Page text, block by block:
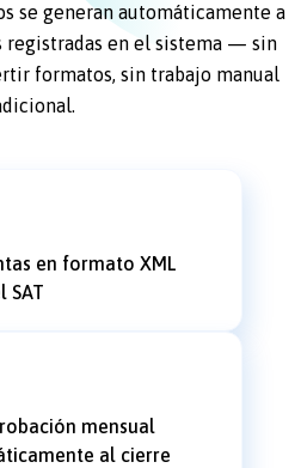
se generan automáticamente a
registradas en el sistema — sin
formatos, sin trabajo manual
en formato XML
SAT
mensual
al cierre